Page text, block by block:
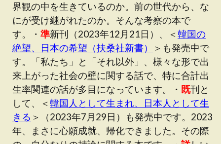
界観の中を生きているのか。前の世代から、な
にが受け継がれたのか。そんな考察の本で
す。・ 準新刊（2023年12月21日）、＜韓国の
絶望、日本の希望（扶桑社新書）
＞も発売中で
す。「私たち」と「それ以外」、様々な形で出
来上がった社会の壁に関する話で、特に合計出
生率関連の話が多目になっています。・ 既刊と
して、＜韓国人として生まれ、日本人として生
きる ＞（2023年7月29日）も発売中です。2023
年、まさに心願成就、帰化できました。その際